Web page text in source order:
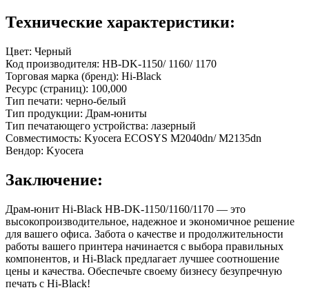
Технические характеристики:
Цвет: Черный
Код производителя: HB-DK-1150/ 1160/ 1170
Торговая марка (бренд): Hi-Black
Ресурс (страниц): 100,000
Тип печати: черно-белый
Тип продукции: Драм-юниты
Тип печатающего устройства: лазерный
Совместимость: Kyocera ECOSYS M2040dn/ M2135dn
Вендор: Kyocera
Заключение:
Драм-юнит Hi-Black HB-DK-1150/1160/1170 — это
высокопроизводительное, надежное и экономичное решение
для вашего офиса. Забота о качестве и продолжительности
работы вашего принтера начинается с выбора правильных
компонентов, и Hi-Black предлагает лучшее соотношение
цены и качества. Обеспечьте своему бизнесу безупречную
печать с Hi-Black!